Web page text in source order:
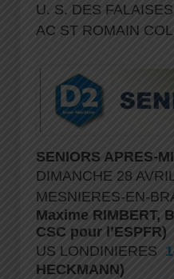
U. S. DES FALAISES
AC ST ROMAIN
SENIORS APRES-
DIMANCHE 28
MESNIERES-EN-
Maxime RIMBERT,
CSC pour l’ESPFR)
US LONDINIERES
HECKMANN)